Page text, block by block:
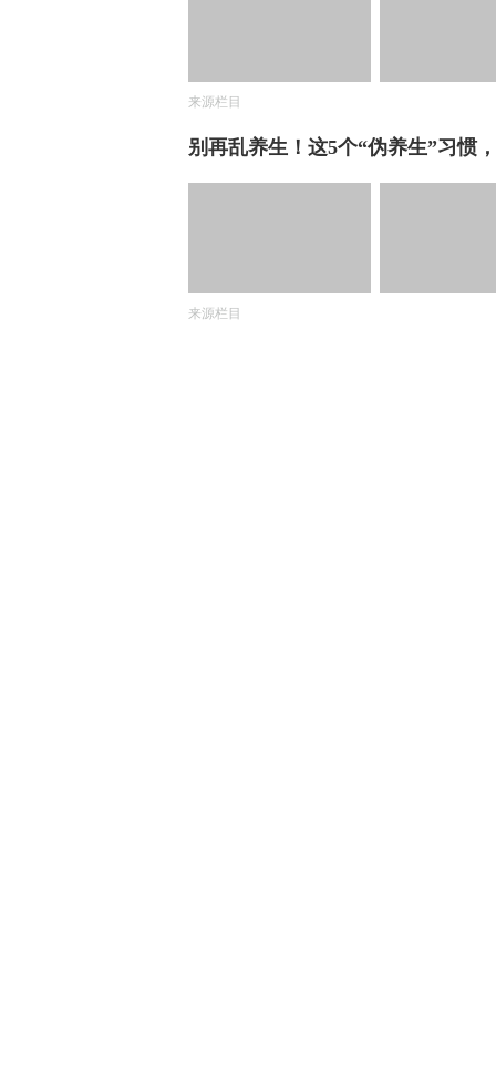
来源栏目
别再乱养生！这5个“伪养生”习惯
来源栏目